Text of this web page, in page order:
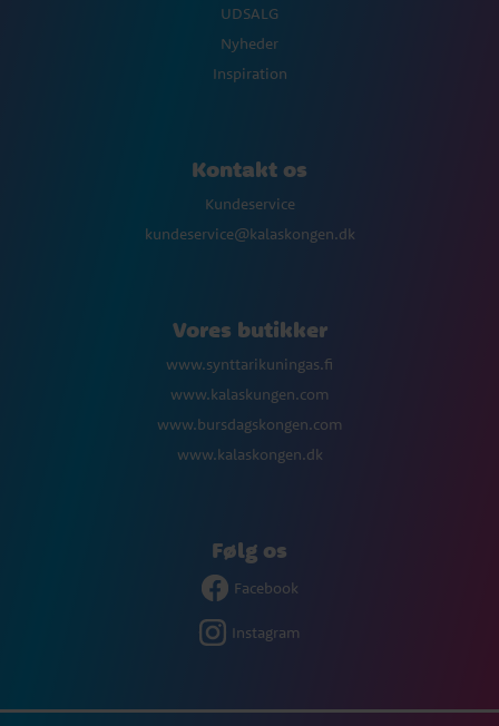
UDSALG
Nyheder
Inspiration
Kontakt os
Kundeservice
kundeservice@kalaskongen.dk
Vores butikker
www.synttarikuningas.fi
www.kalaskungen.com
www.bursdagskongen.com
www.kalaskongen.dk
Følg os
Facebook
Instagram